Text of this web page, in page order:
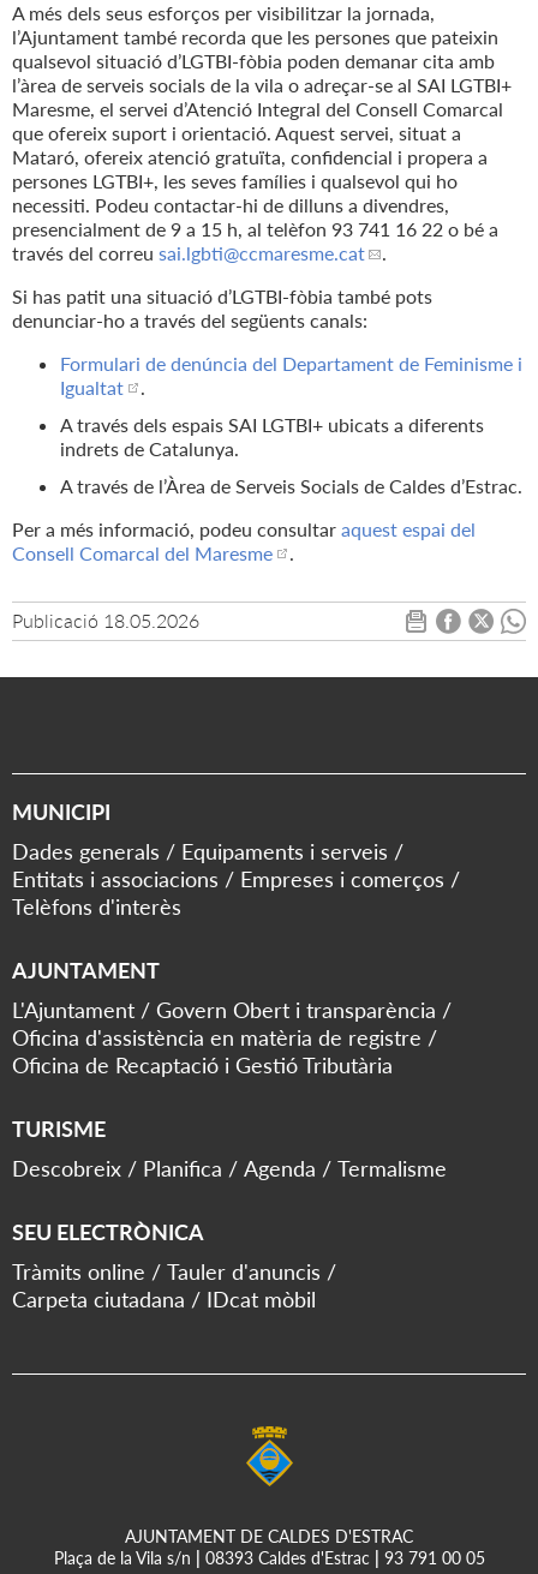
A més dels seus esforços per visibilitzar la jornada,
l’Ajuntament també recorda que les persones que pateixin
qualsevol situació d’LGTBI-fòbia poden demanar cita amb
l’àrea de serveis socials de la vila o adreçar-se al SAI LGTBI+
Maresme, el servei d’Atenció Integral del Consell Comarcal
que ofereix suport i orientació. Aquest servei, situat a
Mataró, ofereix atenció gratuïta, confidencial i propera a
persones LGTBI+, les seves famílies i qualsevol qui ho
necessiti. Podeu contactar-hi de dilluns a divendres,
presencialment de 9 a 15 h, al telèfon 93 741 16 22 o bé a
través del correu sai.lgbti@ccmaresme.cat
.
Si has patit una situació d’LGTBI-fòbia també pots
denunciar-ho a través del següents canals:
Formulari de denúncia del Departament de Feminisme i
Igualtat
.
A través dels espais SAI LGTBI+ ubicats a diferents
indrets de Catalunya.
A través de l’Àrea de Serveis Socials de Caldes d’Estrac.
Per a més informació, podeu consultar aquest espai del
Consell Comarcal del Maresme
.
Publicació 18.05.2026
MUNICIPI
Dades generals
Equipaments i serveis
Entitats i associacions
Empreses i comerços
Telèfons d'interès
AJUNTAMENT
L'Ajuntament
Govern Obert i transparència
Oficina d'assistència en matèria de registre
Oficina de Recaptació i Gestió Tributària
TURISME
Descobreix
Planifica Agenda Termalisme
SEU ELECTRÒNICA
Tràmits online
Tauler d'anuncis
Carpeta ciutadana
IDcat mòbil
AJUNTAMENT DE CALDES D'ESTRAC
Plaça de la Vila s/n
08393 Caldes d'Estrac 93 791 00 05